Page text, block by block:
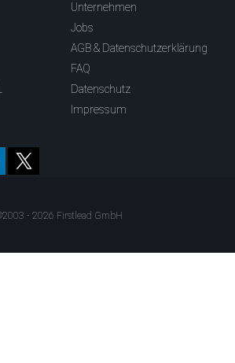
Unternehmen
Jobs
AGB & Datenschutzerklärung
FAQ
Datenschutz
Impressum
- 2026 Firstlead GmbH